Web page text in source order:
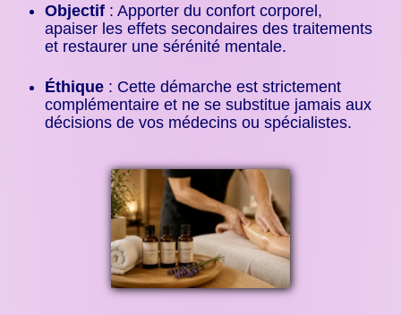
Objectif : Apporter du confort corporel,
apaiser les effets secondaires des traitements
et restaurer une sérénité mentale.
Éthique : Cette démarche est strictement
complémentaire et ne se substitue jamais aux
décisions de vos médecins ou spécialistes.